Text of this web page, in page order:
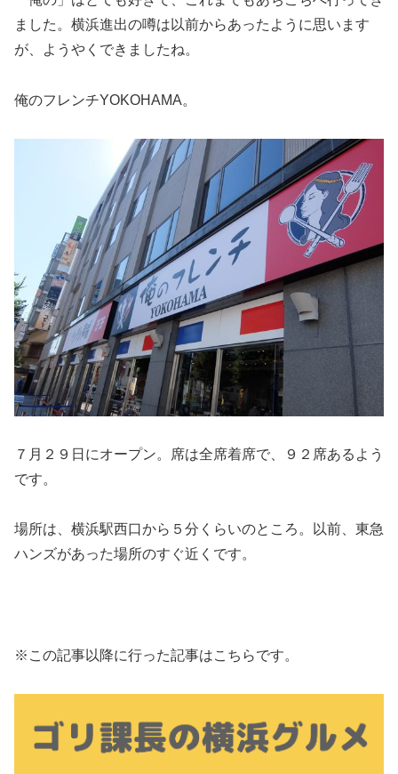
ました。横浜進出の噂は以前からあったように思います
が、ようやくできましたね。
俺のフレンチYOKOHAMA。
７月２９日にオープン。席は全席着席で、９２席あるよう
です。
場所は、横浜駅西口から５分くらいのところ。以前、東急
ハンズがあった場所のすぐ近くです。
※この記事以降に行った記事はこちらです。